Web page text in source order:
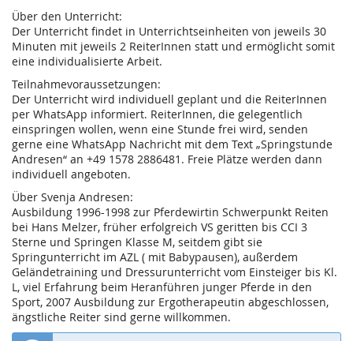
Über den Unterricht:
Der Unterricht findet in Unterrichtseinheiten von jeweils 30
Minuten mit jeweils 2 ReiterInnen statt und ermöglicht somit
eine individualisierte Arbeit.
Teilnahmevoraussetzungen:
Der Unterricht wird individuell geplant und die ReiterInnen
per WhatsApp informiert. ReiterInnen, die gelegentlich
einspringen wollen, wenn eine Stunde frei wird, senden
gerne eine WhatsApp Nachricht mit dem Text „Springstunde
Andresen“ an +49 1578 2886481. Freie Plätze werden dann
individuell angeboten.
Über Svenja Andresen:
Ausbildung 1996-1998 zur Pferdewirtin Schwerpunkt Reiten
bei Hans Melzer, früher erfolgreich VS geritten bis CCI 3
Sterne und Springen Klasse M, seitdem gibt sie
Springunterricht im AZL ( mit Babypausen), außerdem
Geländetraining und Dressurunterricht vom Einsteiger bis Kl.
L, viel Erfahrung beim Heranführen junger Pferde in den
Sport, 2007 Ausbildung zur Ergotherapeutin abgeschlossen,
ängstliche Reiter sind gerne willkommen.